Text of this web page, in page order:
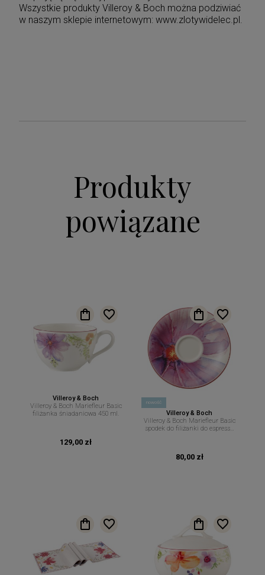
Wszystkie produkty Villeroy & Boch można podziwiać
w naszym sklepie internetowym: www.zlotywidelec.pl.
Produkty
powiązane
Villeroy & Boch
Villeroy & Boch Mariefleur Basic
filiżanka śniadaniowa 450 ml.
129,00 zł
nowość
Villeroy & Boch
Villeroy & Boch Mariefleur Basic
spodek do filiżanki do espresso
80,00 zł